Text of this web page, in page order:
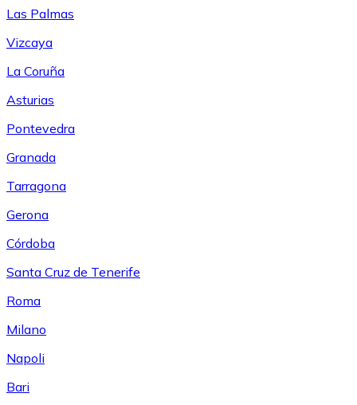
Las Palmas
Vizcaya
La Coruña
Asturias
Pontevedra
Granada
Tarragona
Gerona
Córdoba
Santa Cruz de Tenerife
Roma
Milano
Napoli
Bari